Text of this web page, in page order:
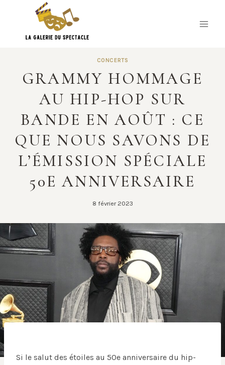
content
CONCERTS
GRAMMY HOMMAGE
AU HIP-HOP SUR
BANDE EN AOÛT : CE
QUE NOUS SAVONS DE
L’ÉMISSION SPÉCIALE
50E ANNIVERSAIRE
8 février 2023
Si le salut des étoiles au 50e anniversaire du hip-